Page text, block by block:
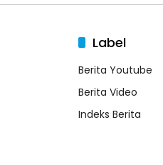
Label
Berita Youtube
Berita Video
Indeks Berita